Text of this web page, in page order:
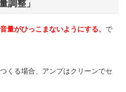
調整」
量がひっこまないようにする、 で
くる場合、アンプはクリーンでセ